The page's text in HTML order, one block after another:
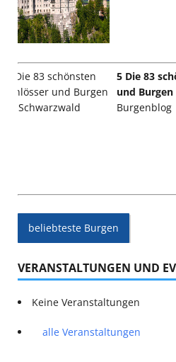
5 Die 83
und Burgen
Burgenblog
beliebteste Burgen
VERANSTALTUNGEN UND
Keine Veranstaltungen
alle Veranstaltungen